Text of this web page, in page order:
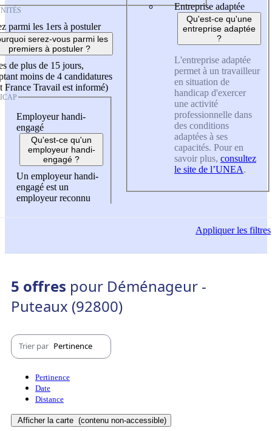
parmi les 1ers à postuler
serez-vous parmi les
premiers à postuler ?
de plus de 15 jours,
moins de 4 candidatures
France Travail est informé)
Employeur handi-
engagé
Qu'est-ce qu'un
employeur handi-
engagé ?
Un employeur handi-
engagé est un
employeur reconnu
Entreprise adaptée
Qu'est-ce qu'une
entreprise adaptée
?
L'entreprise adaptée
permet à un travailleur
en situation de
handicap d'exercer
une activité
professionnelle dans
des conditions
adaptées à ses
capacités. Pour en
savoir plus, consultez
le site de l’UNEA.
Appliquerles filtres
5 offres pour Déménageur -
Puteaux (92800)
Trier par Pertinence
Pertinence
Date
Distance
Afficher la carte (contenu non-accessible)